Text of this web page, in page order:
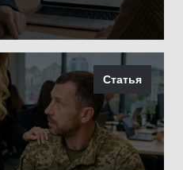
Статья